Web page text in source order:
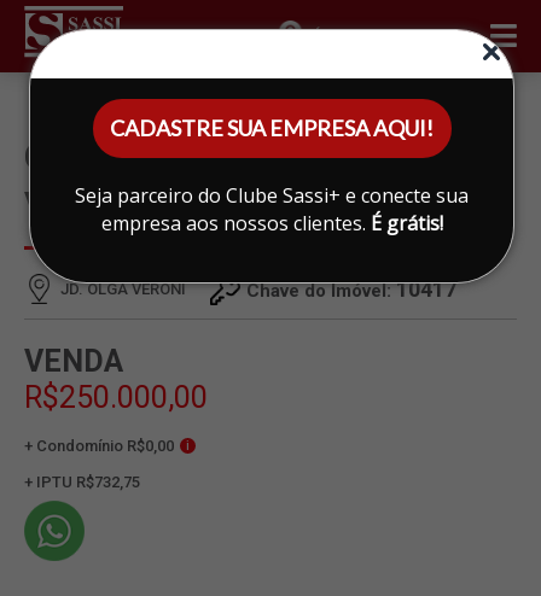
CADASTRE SUA EMPRESA AQUI!
Seja parceiro do Clube Sassi+ e conecte sua
empresa aos nossos clientes. É grátis!
ÁREA DO CLIENTE
CASA À VENDA EM JD. OLGA
VERONI, LIMEIRA
JD. OLGA VERONI Chave do Imóvel:10417
VENDA
R$250.000,00
+ Condomínio R$0,00 i
+ IPTU R$732,75